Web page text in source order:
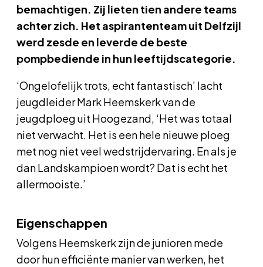
bemachtigen. Zij lieten tien andere teams
achter zich. Het aspirantenteam uit Delfzijl
werd zesde en leverde de beste
pompbediende in hun leeftijdscategorie.
‘Ongelofelijk trots, echt fantastisch’ lacht
jeugdleider Mark Heemskerk van de
jeugdploeg uit Hoogezand, ‘Het was totaal
niet verwacht. Het is een hele nieuwe ploeg
met nog niet veel wedstrijdervaring. En als je
dan Landskampioen wordt? Dat is echt het
allermooiste.’
Eigenschappen
Volgens Heemskerk zijn de junioren mede
door hun efficiënte manier van werken, het